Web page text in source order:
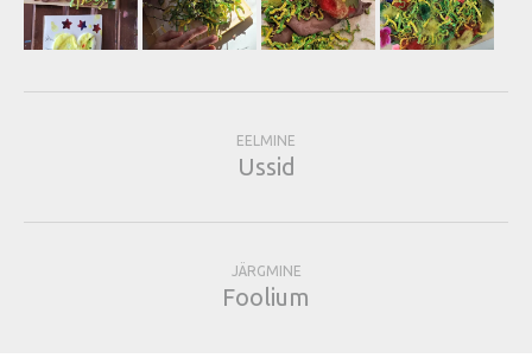
EELMINE
Ussid
JÄRGMINE
Foolium